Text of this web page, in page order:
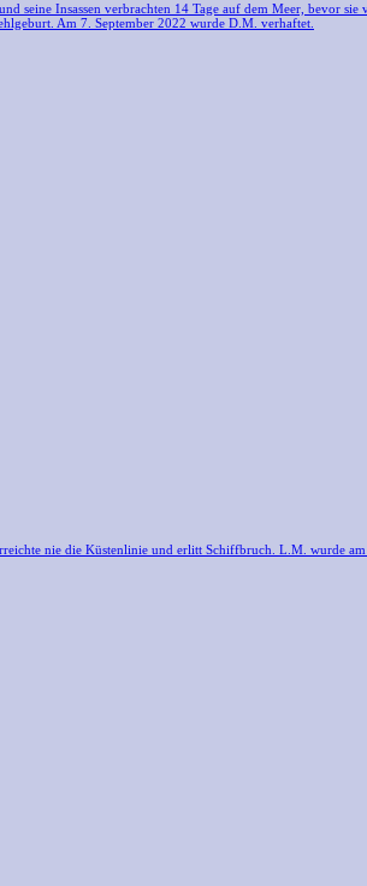
seine Insassen verbrachten 14 Tage auf dem Meer, bevor sie
Am 7. September 2022 wurde D.M. verhaftet.
nie die Küstenlinie und erlitt Schiffbruch. L.M. wurde